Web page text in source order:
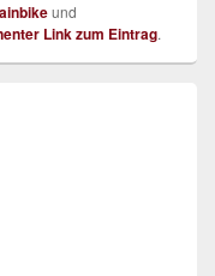
und
Link zum Eintrag.